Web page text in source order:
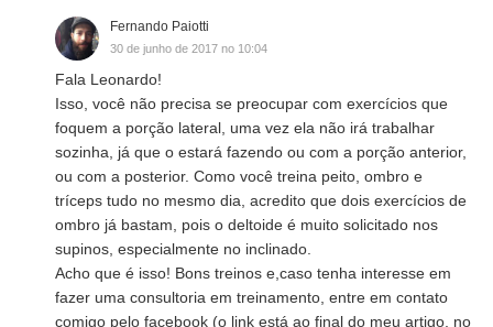
Fernando Paiotti
30 de junho de 2017 no 10:04
Fala Leonardo!
Isso, você não precisa se preocupar com exercícios que
foquem a porção lateral, uma vez ela não irá trabalhar
sozinha, já que o estará fazendo ou com a porção anterior,
ou com a posterior. Como você treina peito, ombro e
tríceps tudo no mesmo dia, acredito que dois exercícios de
ombro já bastam, pois o deltoide é muito solicitado nos
supinos, especialmente no inclinado.
Acho que é isso! Bons treinos e,caso tenha interesse em
fazer uma consultoria em treinamento, entre em contato
comigo pelo facebook (o link está ao final do meu artigo, no